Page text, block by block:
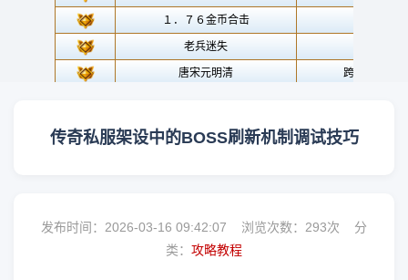
传奇私服架设中的BOSS刷新机制调试技巧
发布时间：2026-03-16 09:42:07 浏览次数： 293次 分
类： 攻略教程